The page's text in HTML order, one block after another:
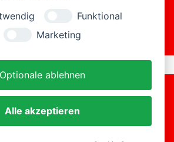
+49 (0)2206
Funktional
Marketing
Optionale ablehnen
Alle akzeptieren